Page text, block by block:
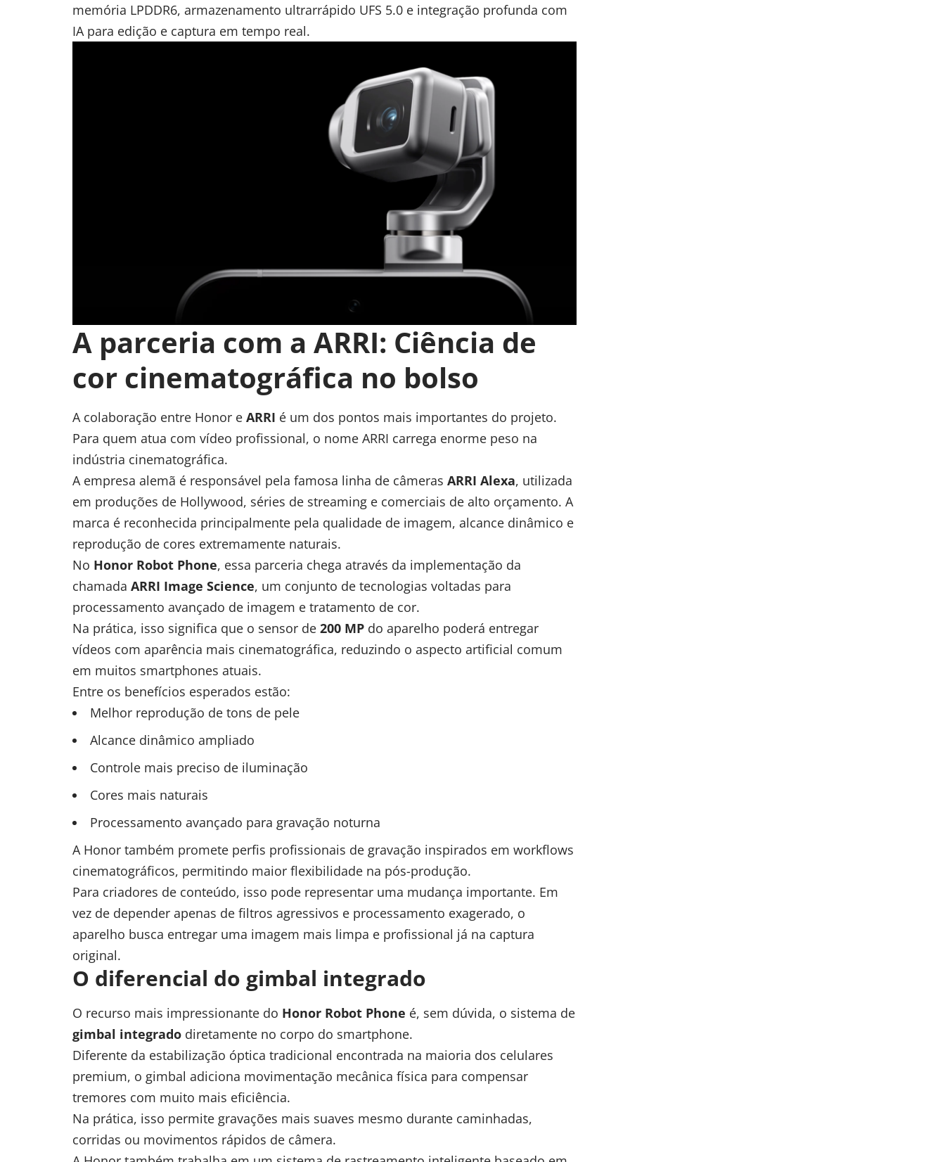
memória LPDDR6, armazenamento ultrarrápido UFS 5.0 e integração profunda com
IA para edição e captura em tempo real.
A parceria com a ARRI: Ciência de
cor cinematográfica no bolso
A colaboração entre Honor e ARRI é um dos pontos mais importantes do projeto.
Para quem atua com vídeo profissional, o nome ARRI carrega enorme peso na
indústria cinematográfica.
A empresa alemã é responsável pela famosa linha de câmeras ARRI Alexa, utilizada
em produções de Hollywood, séries de streaming e comerciais de alto orçamento. A
marca é reconhecida principalmente pela qualidade de imagem, alcance dinâmico e
reprodução de cores extremamente naturais.
No Honor Robot Phone, essa parceria chega através da implementação da
chamada ARRI Image Science, um conjunto de tecnologias voltadas para
processamento avançado de imagem e tratamento de cor.
Na prática, isso significa que o sensor de 200 MP do aparelho poderá entregar
vídeos com aparência mais cinematográfica, reduzindo o aspecto artificial comum
em muitos smartphones atuais.
Entre os benefícios esperados estão:
Melhor reprodução de tons de pele
Alcance dinâmico ampliado
Controle mais preciso de iluminação
Cores mais naturais
Processamento avançado para gravação noturna
A Honor também promete perfis profissionais de gravação inspirados em workflows
cinematográficos, permitindo maior flexibilidade na pós-produção.
Para criadores de conteúdo, isso pode representar uma mudança importante. Em
vez de depender apenas de filtros agressivos e processamento exagerado, o
aparelho busca entregar uma imagem mais limpa e profissional já na captura
original.
O diferencial do gimbal integrado
O recurso mais impressionante do Honor Robot Phone é, sem dúvida, o sistema de
gimbal integrado diretamente no corpo do smartphone.
Diferente da estabilização óptica tradicional encontrada na maioria dos celulares
premium, o gimbal adiciona movimentação mecânica física para compensar
tremores com muito mais eficiência.
Na prática, isso permite gravações mais suaves mesmo durante caminhadas,
corridas ou movimentos rápidos de câmera.